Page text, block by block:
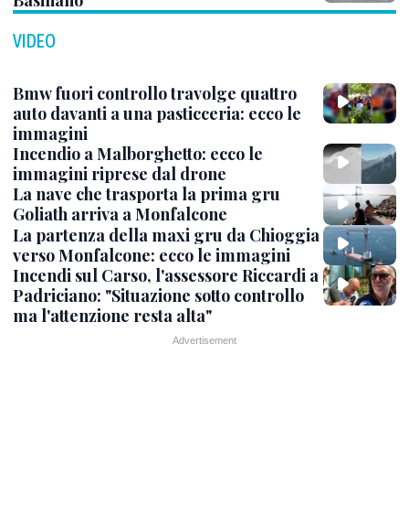
VIDEO
Bmw fuori controllo travolge quattro
auto davanti a una pasticceria: ecco le
immagini
Incendio a Malborghetto: ecco le
immagini riprese dal drone
La nave che trasporta la prima gru
Goliath arriva a Monfalcone
La partenza della maxi gru da Chioggia
verso Monfalcone: ecco le immagini
Incendi sul Carso, l'assessore Riccardi a
Padriciano: "Situazione sotto controllo
ma l'attenzione resta alta"